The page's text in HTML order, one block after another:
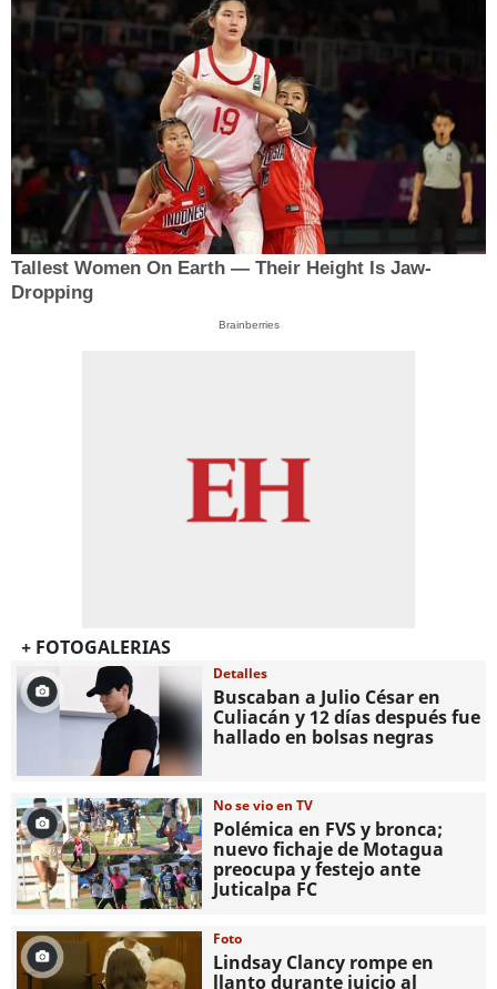
Tallest Women On Earth — Their Height Is Jaw-
Dropping
Brainberries
+ FOTOGALERIAS
Detalles
Buscaban a Julio César en
Culiacán y 12 días después fue
hallado en bolsas negras
No se vio en TV
Polémica en FVS y bronca;
nuevo fichaje de Motagua
preocupa y festejo ante
Juticalpa FC
Foto
Lindsay Clancy rompe en
llanto durante juicio al